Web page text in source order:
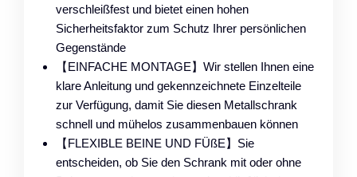
verschleißfest und bietet einen hohen
Sicherheitsfaktor zum Schutz Ihrer persönlichen
Gegenstände
【EINFACHE MONTAGE】Wir stellen Ihnen eine
klare Anleitung und gekennzeichnete Einzelteile
zur Verfügung, damit Sie diesen Metallschrank
schnell und mühelos zusammenbauen können
【FLEXIBLE BEINE UND FÜßE】Sie
entscheiden, ob Sie den Schrank mit oder ohne